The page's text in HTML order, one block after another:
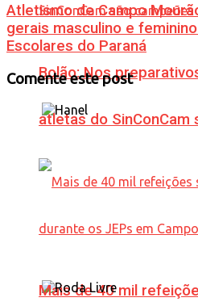
Bolão: Nos
atletas do SinConCam
Mais de 40 mil
Atletismo de Campo
gerais masculino e
Escolares do Paraná
Comente este post